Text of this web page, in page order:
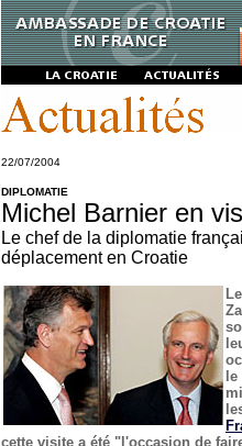
22/07/2004
DIPLOMATIE
Michel Barnier en
Le chef de la diplomatie
déplacement en Croatie
cette visite a été "l'occasion de